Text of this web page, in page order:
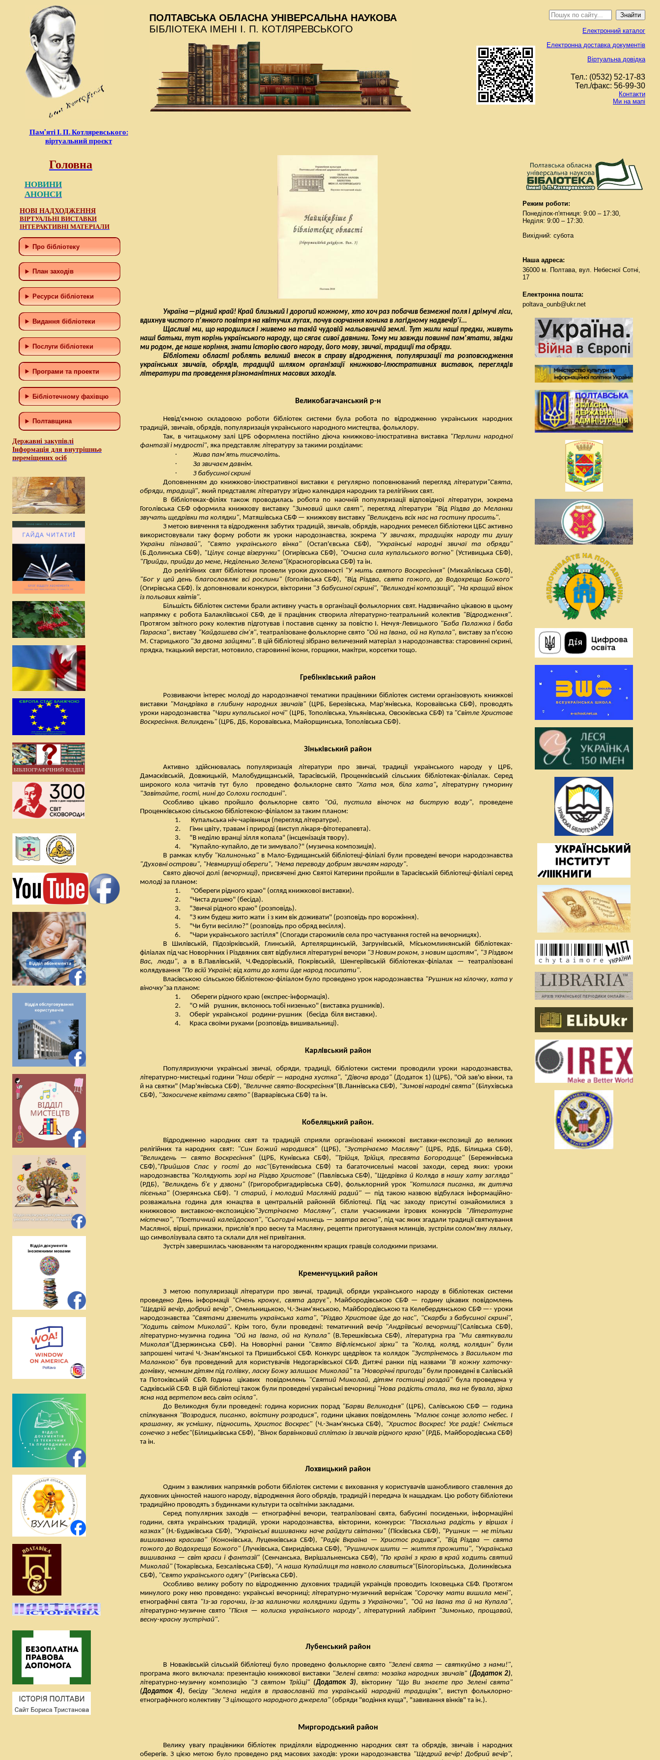
Пам’яті І. П. Котляревського:
віртуальний проєкт
ПОЛТАВСЬКА ОБЛАСНА УНІВЕРСАЛЬНА НАУКОВА
БІБЛІОТЕКА ІМЕНІ І. П. КОТЛЯРЕВСЬКОГО
Електронний каталог
Електронна доставка документів
Віртуальна довідка
Тел.: (0532) 52-17-83
Тел./факс: 56-99-30
Контакти
Ми на мапі
Головна
НОВИНИ
АНОНСИ
НОВІ НАДХОДЖЕННЯ
ВІРТУАЛЬНІ ВИСТАВКИ
ІНТЕРАКТИВНІ МАТЕРІАЛИ
Про бібліотеку
План заходів
Ресурси бібліотеки
Видання бібліотеки
Послуги бібліотеки
Програми та проекти
Бiблiотечному фахiвцю
Полтавщина
Державні закупівлі
Інформація для внутрішньо
переміщених осіб
Україна ─ рідний край! Край близький і дорогий кожному, хто хоч раз побачив безмежні поля і дрімучі ліси,
вдихнув чистого п'янкого повітря на квітучих лугах, почув сюрчання коника в лагідному надвечір'ї...
Щасливі ми, що народилися і живемо на такій чудовій мальовничій землі. Тут жили наші предки, живуть
наші батьки, тут корінь українського народу, що сягає сивої давнини. Тому ми завжди повинні пам'ятати, звідки
ми родом, де наше коріння, знати історію свого народу, його мову, звичаї, традиції та обряди.
Бібліотеки області роблять великий внесок в справу відродження, популяризації та розповсюдження
українських звичаїв, обрядів, традицій шляхом організації книжково-ілюстративних виставок, переглядів
літератури та проведення різноманітних масових заходів.
Великобагачанський р-н
Невід'ємною складовою роботи бібліотек системи була робота по відродженню українських народних
традицій, звичаїв, обрядів, популяризація українського народного мистецтва, фольклору.
Так, в читацькому залі ЦРБ оформлена постійно діюча книжково-ілюстративна виставка "Перлини народної
фантазії і мудрості", яка представляє літературу за такими розділами:
· Жива пам'ять тисячоліть.
· За звичаєм давнім.
·
З бабусиної скрині
Доповненням до книжково-ілюстративної виставки є регулярно поповнюваний перегляд літератури"Свята,
обряди, традиції", який представляє літературу згідно календаря народних та релігійних свят.
В бібліотеках-філіях також проводилась робота по наочній популяризації відповідної літератури, зокрема
Гоголівська СБФ оформила книжкову виставку "Зимовий цикл свят", перегляд літератури "Від Різдва до Меланки
звучать щедрівки та колядки", Матяшівська СБФ — книжкову виставку "Великдень всіх нас на гостину просить".
З метою вивчення та відродження забутих традицій, звичаїв, обрядів, народних ремесел бібліотеки ЦБС активно
використовували таку форму роботи як уроки народознавства, зокрема "У звичаях, традиціях народу ти душу
України пізнавай", "Свято українського вінка"
(Остап'євська СБФ), "Українські народні звичаї та обряди"
(Б.Долинська СБФ), "Цілує сонце візерунки" (Огирівська СБФ), "Очисна сила купальського вогню" (Устивицька СБФ),
"Прийди, прийди до мене, Неділенько Зелена"(Красногорівська СБФ) та ін.
До релігійних свят бібліотеки провели уроки духовності "У мить святого Воскресіння"(Михайлівська СБФ),
"Бог у цей день благословляє всі рослини"(Гоголівська СБФ), "Від Різдва, свята гожого, до Водохреща Божого"
(Огирівська СБФ). Їх доповнювали конкурси, вікторини "З бабусиної скрині", "Великодні композиції", "На кращий вінок
із польових квітів".
Більшість бібліотек системи брали активну участь в організації фольклорних свят. Надзвичайно цікавою в цьому
напрямку є робота Балакліївської СБФ, де її працівник створила літературно-театральний колектив "Відродження".
Протягом звітного року колектив підготував і поставив сценку за повістю І. Нечуя-Левицького "Баба Палажка і баба
Параска", виставу "Кайдашева сім'я", театралізоване фольклорне свято "Ой на Івана, ой на Купала", виставу за п'єсою
М. Старицького "За двома зайцями". В цій бібліотеці зібрано величезний матеріал з народознавства: старовинні скрині,
прядка, ткацький верстат, мотовило, старовинні ікони, горщики, макітри, корсетки тощо.
Гребінківський район
Розвиваючи інтерес молоді до народознавчої тематики працівники бібліотек системи організовують книжкові
виставки "Мандрівка в глибину народних звичаїв"(ЦРБ, Березівська, Мар'янівська, Короваївська СБФ), проводять
уроки народознавства "Чари купальської ночі" (ЦРБ, Тополівська, Ульянівська, Овсюківська СБФ) та "Світле Христове
Воскресіння. Великдень" (ЦРБ, ДБ, Короваївська, Майорщинська, Тополівська СБФ).
Зіньківський район
Активно здійснювалась популяризація літератури про звичаї, традиції українського народу у ЦРБ,
Дамасківській, Довжицькій, Малобудищанській, Тарасівській, Проценківській сільських бібліотеках-філіалах. Серед
широкого кола читачів тут було
проведено фольклорне свято "Хата моя, біла хата", літературну гуморину
"Завітайте, гості, нині до Солохи господині".
Особливо цікаво пройшло фольклорне свято "Ой, пустила віночок на биструю воду", проведене
Проценківською сільською бібліотекою-філіалом за таким планом:
1.
Купальська ніч-чарівниця (перегляд літератури).
2.
Гімн цвіту, травам і природі (виступ лікаря-фітотерапевта).
3.
"В неділю вранці зілля копала" (інсценізація твору).
4.
"Купайло-купайло, де ти зимувало?" (музична композиція).
В рамках клубу "Калинонька" в Мало-Будищанській бібліотеці-філіалі були проведені вечори народознавства
"Духовні острови", "Невмирущі обереги", "Нема переводу добрим звичаям народу".
Свято дівочої долі (вечорниці), присвячені дню Святої Катерини пройшли в Тарасівській бібліотеці-філіалі серед
молоді за планом:
1.
"Обереги рідного краю" (огляд книжкової виставки).
2.
"Чиста душею" (бесіда).
3.
"Звичаї рідного краю" (розповідь).
4.
"З ким будеш жито жати і з ким вік доживати" (розповідь про ворожіння).
5.
"Чи бути весіллю?" (розповідь про обряд весілля).
6.
"Чари українського застілля" (Спогади старожилів села про частування гостей на вечорницях).
В Шилівській, Підозірківській, Глинській, Артелярщинській, Загрунівській, Міськомлинянській бібліотеках-
філіалах під час Новорічних і Різдвяних свят відбулися літературні вечори "З Новим роком, з новим щастям", "З Різдвом
Вас, люди", а в В.Павлівській, Ч.Федорівській, Покрівській, Шенгеріївській бібліотеках-філіалах — театралізовані
колядування "По всій Україні; від хати до хати йде народ посипати".
Власівською сільською бібліотекою-філіалом було проведено урок народознавства "Рушник на кілочку, хата у
віночку"за планом:
1.
Обереги рідного краю (експрес-інформація).
2.
"О мій
рушник, вклонюсь тобі низенько" (виставка рушників).
3.
Оберіг української родини-рушник (бесіда біля виставки).
4.
Краса своїми руками (розповідь вишивальниці).
Карлівський район
Популяризуючи українські звичаї, обряди, традиції, бібліотеки системи проводили уроки народознавства,
літературно-мистецькі години "Наш оберіг — народна хустка", "Дівоча врода" (Додаток 1) (ЦРБ), "Ой зав'ю вінки, та
й на святки" (Мар'янівська СБФ), "Величне свято-Воскресіння"(В.Ланнівська СБФ), "Зимові народні свята"(Білухівська
СБФ), "Закосичене квітами свято" (Варварівська СБФ) та ін.
Кобеляцький район.
Відродженню народних свят та традицій сприяли організовані книжкові виставки-експозиції до великих
релігійних та народних свят: "Син Божий народився" (ЦРБ), "Зустрічаємо Масляну" (ЦРБ, РДБ, Білицька СБФ),
"Великдень — свято Воскресіння" (ЦРБ, Кунівська СБФ), "Трійця, Трійця, пресвята Богородице"(Бережнівська
СБФ),"Прийшов Спас у гості до нас"(Бутенківська СБФ) та багаточисельні масові заходи, серед яких: уроки
народознавства "Колядують зорі на Різдво Христове" (Павлівська СБФ), "Щедрівка й Коляда в нашу хату загляда"
(РДБ), "Великдень б'є у дзвони"(Григоробригадирівська СБФ), фольклорний урок "Котилася писанка, як дитяча
пісенька" (Озерянська СБФ). "І старий, і молодий Масляній радий" — під такою назвою відбулася інформаційно-
розважальна година для юнацтва в центральній районній бібліотеці. Під час заходу присутні ознайомилися з
книжковою виставкою-експозицією"Зустрічаємо Масляну", стали учасниками ігрових конкурсів "Літературне
містечко", "Поетичний калейдоскоп", "Сьогодні млинець — завтра весна", під час яких згадали традиції святкування
Масляної, вірші, приказки, прислів'я про весну та Масляну, рецепти приготування млинців, зустріли солом'яну ляльку,
що символізувала свято та склали для неї привітання.
Зустріч завершилась чаюванням та нагородженням кращих гравців солодкими призами.
Кременчуцький район
З метою популяризації літератури про звичаї, традиції, обряди українського народу в бібліотеках системи
проведено День інформації "Січень крокує, свята дарує", Майбородівською СБФ — годину цікавих повідомлень
"Щедрій вечір, добрий вечір", Омельницькою, Ч.-Знам'янською, Майбородівською та Келебердянською СБФ —- уроки
народознавства "Святами дзвенить українська хата", "Різдво Христове йде до нас", "Скарби з бабусиної скрині",
"Ходить світом Миколай". Крім того, були проведені: тематичний вечір "Андріївські вечорниці"(Салівська СБФ),
літературно-музична година "Ой на Івана, ой на Купала"(В.Терешківська СБФ), літературна гра "Ми святкували
Миколая"(Дзержинська СБФ). На Новорічні ранки "Свято Віфліємської зірки" та "Коляд, коляд, колядин" були
запрошені читачі Ч.-Знам'янської та Пришибської СБФ. Конкурс щедрівок та колядок "Зустрінемось з Васильком та
Маланкою" був проведений для користувачів Недогарківської СБФ. Дитячі ранки під назвами "В кожну хаточку-
домівку, чемним дітям під голівку, ласку Божу залишає Миколай"та "Новорічні пригоди"були проведені в Салівській
та Потоківській
СБФ. Година цікавих повідомлень "Святий Миколай, дітям гостинці роздай" була проведена у
Садківській СБФ. В цій бібліотеці також були проведені українські вечорниці "Нова радість стала, яка не бувала, зірка
ясна над вертепом весь світ осіяла".
До Великодня були проведені: година корисних порад "Барви Великодня" (ЦРБ), Салівською СБФ — година
спілкування "Возродися, писанко, воістину розродися", години цікавих повідомлень "Малює сонце золото небес. І
крашанку, як усмішку, підносить, Христос Воскрес"(Ч.-Знам'янська СБФ), "Христос Воскрес! Усе радіє! Сміється
сонечко з небес"(Білицьківська СБФ), "Вінок барвінковий сплітаю із звичаїв рідного краю"(РДБ, Майбородівська СБФ)
та ін.
Лохвицький район
Одним з важливих напрямків роботи бібліотек системи є виховання у користувачів шанобливого ставлення до
духовних цінностей нашого народу, відродження його обрядів, традицій і передача їх нащадкам. Цю роботу бібліотеки
традиційно проводять з будинками культури та освітніми закладами.
Серед популярних заходів — етнографічні вечори, театралізовані свята, бабусині посиденьки, інформаційні
години, свята українських традицій, уроки народознавства, вікторини, конкурси: "Пасхальна радість у віршах і
казках" (Н.-Будаківська СБФ), "Українські вишиванки наче райдуги світанки" (Пісківська СБФ), "Рушник — не тільки
вишиванка красива" (Кононівська, Луценківська СБФ), "Радіє Вкраїна — Христос родився", "Від Різдва — свята
гожого до Водохреща Божого" (Лучківська, Свиридівська СБФ), "Рушничок шити — життя прожити", "Українська
вишиванка — світ краси і фантазії" (Сенчанська, Вирішальненська СБФ), "По країні з краю в край ходить святий
Миколай" (Токарівська, Безсалівська СБФ), "А наша Купайлиця та навколо славиться"(Білогорільська, Долинківська
СБФ), "Свято українського одягу" (Ригівська СБФ).
Особливо велику роботу по відродженню духовних традицій українців проводить Ісковецька СБФ. Протягом
минулого року нею проведено: українські вечорниці; літературно-музичний вернісаж "Сорочку мати вишила мені",
етнографічні свята "Із-за горочки, із-за калиночки колядники йдуть з Україночки", "Ой на Івана та й на Купала",
літературно-музичне свято "Пісня — колиска українського народу", літературний лабіринт "Зимонько, прощавай,
весну-красну зустрічай".
Лубенський район
В Новаківській сільській бібліотеці було проведено фольклорне свято "Зелені свята — святкуймо з нами!",
програма якого включала: презентацію книжкової виставки "Зелені свята: мозаїка народних звичаїв" (Додаток 2),
літературно-музичну композицію "З святом Трійці" (Додаток 3), вікторину "Що Ви знаєте про Зелені свята"
(Додаток 4), бесіду "Зелена неділя в православній та українській народній традиціях", виступ фольклорно-
етнографічного колективу "З цілющого народного джерела" (обряди "водіння куща", "завивання вінків" та ін.).
Миргородський район
Велику увагу працівники бібліотек приділяли відродженню народних свят та обрядів, звичаїв і народних
оберегів. З цією метою було проведено ряд масових заходів: уроки народознавства "Щедрий вечір! Добрий вечір",
Режим роботи:
Понеділок-п'ятниця: 9:00 – 17:30,
Неділя: 9:00 – 17:30.
Вихідний: субота
Наша адреса:
36000 м. Полтава, вул. Небесної Сотні,
17
Електронна пошта:
poltava_ounb@ukr.net